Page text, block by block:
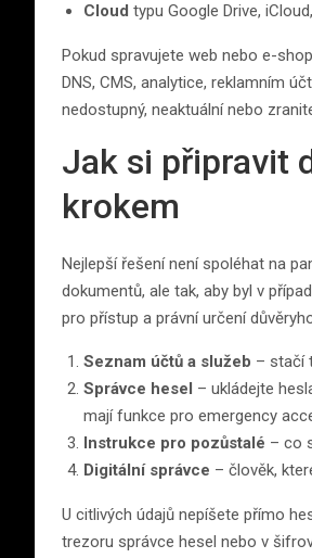
Cloud typu Google Drive,
Pokud spravujete web nebo e-
DNS, CMS, analytice, reklamním
nedostupný, neaktuální nebo
Jak si připravit
krokem
Nejlepší řešení není spoléhat na
dokumentů, ale tak, aby byl v
pro přístup a právní určení
Seznam účtů a služeb – stačí
Správce hesel – ukládejte
mají funkce pro emergency
Instrukce pro pozůstalé – co
Digitální správce – člověk,
U citlivých údajů nepíšete přímo
trezoru správce hesel nebo v